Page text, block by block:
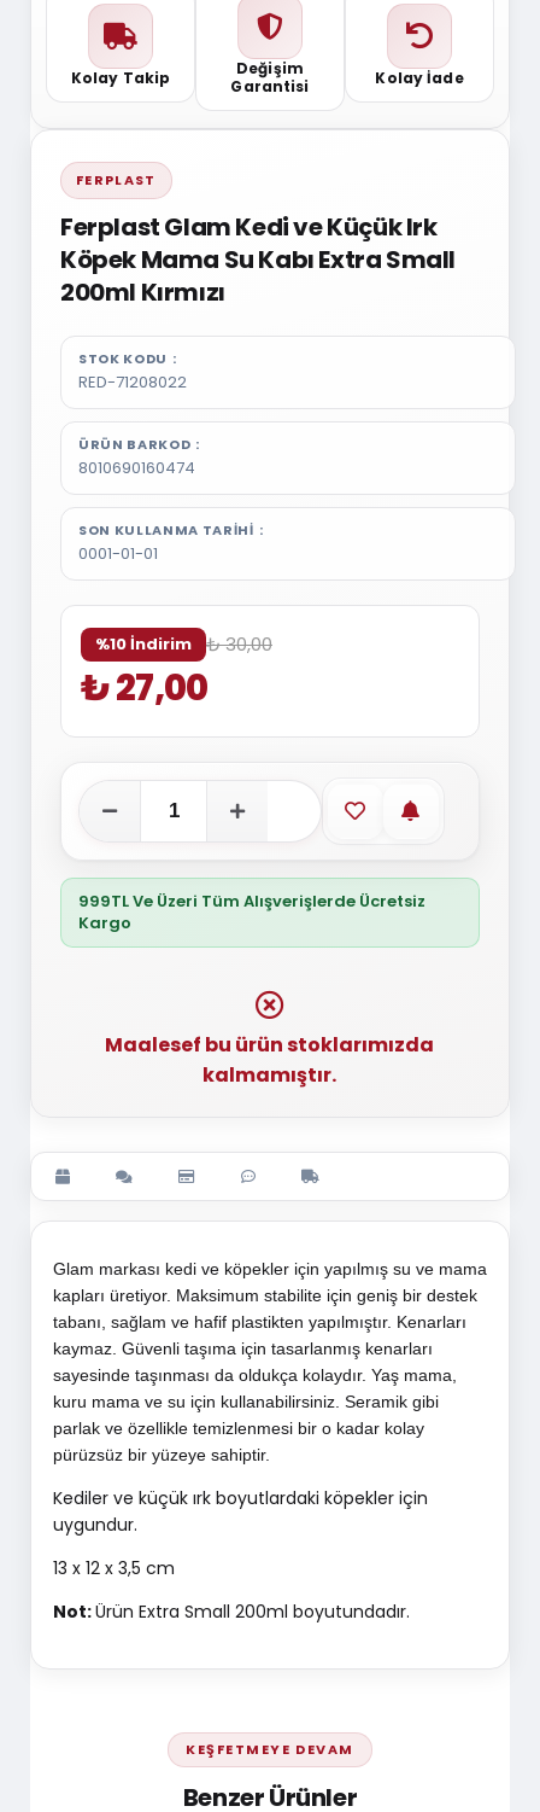
Kolay Takip
Değişim
Garantisi
Kolay İade
FERPLAST
Ferplast Glam Kedi ve Küçük Irk
Köpek Mama Su Kabı Extra Small
200ml Kırmızı
STOK KODU
RED-71208022
ÜRÜN BARKOD
8010690160474
SON KULLANMA TARIHI
0001-01-01
%10 İndirim ₺ 30,00
₺ 27,00
Favorilere ekle
Stoğa
999TL Ve Üzeri Tüm Alışverişlerde Ücretsiz
Kargo
Maalesef bu ürün stoklarımızda
kalmamıştır.
Glam markası kedi ve köpekler için yapılmış su ve mama
kapları üretiyor. Maksimum stabilite için geniş bir destek
tabanı, sağlam ve hafif plastikten yapılmıştır. Kenarları
kaymaz. Güvenli taşıma için tasarlanmış kenarları
sayesinde taşınması da oldukça kolaydır. Yaş mama,
kuru mama ve su için kullanabilirsiniz. Seramik gibi
parlak ve özellikle temizlenmesi bir o kadar kolay
pürüzsüz bir yüzeye sahiptir.
Kediler ve küçük ırk boyutlardaki köpekler için
uygundur.
13 x 12 x 3,5 cm
Not:Ürün Extra Small 200ml boyutundadır.
KEŞFETMEYE DEVAM
Benzer Ürünler